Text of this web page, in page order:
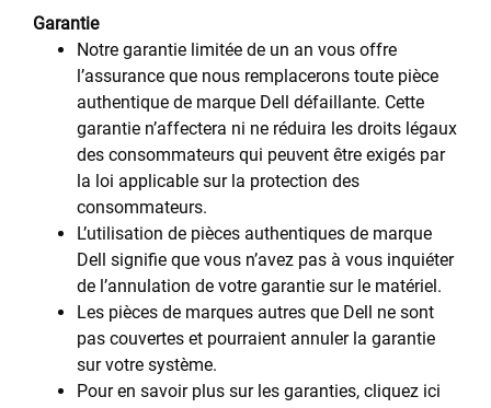
Garantie
Notre garantie limitée de un an vous offre
l’assurance que nous remplacerons toute pièce
authentique de marque Dell défaillante. Cette
garantie n’affectera ni ne réduira les droits légaux
des consommateurs qui peuvent être exigés par
la loi applicable sur la protection des
consommateurs.
L’utilisation de pièces authentiques de marque
Dell signifie que vous n’avez pas à vous inquiéter
de l’annulation de votre garantie sur le matériel.
Les pièces de marques autres que Dell ne sont
pas couvertes et pourraient annuler la garantie
sur votre système.
Pour en savoir plus sur les garanties, cliquez ici